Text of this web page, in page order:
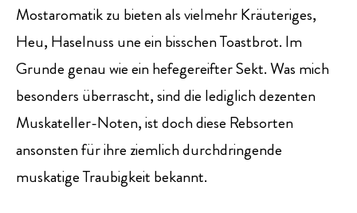
Mostaromatik zu bieten als vielmehr Kräuteriges,
Heu, Haselnuss une ein bisschen Toastbrot. Im
Grunde genau wie ein hefegereifter Sekt. Was mich
besonders überrascht, sind die lediglich dezenten
Muskateller-Noten, ist doch diese Rebsorten
ansonsten für ihre ziemlich durchdringende
muskatige Traubigkeit bekannt.